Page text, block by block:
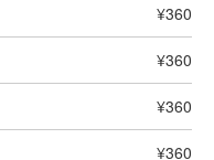
¥360
¥360
¥360
¥360